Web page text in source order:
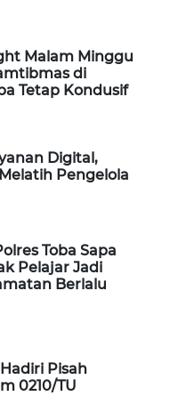
Malam Minggu
di
Tetap Kondusif
Digital,
Pengelola
Toba Sapa
Pelajar Jadi
Berlalu
Pisah
0210/TU